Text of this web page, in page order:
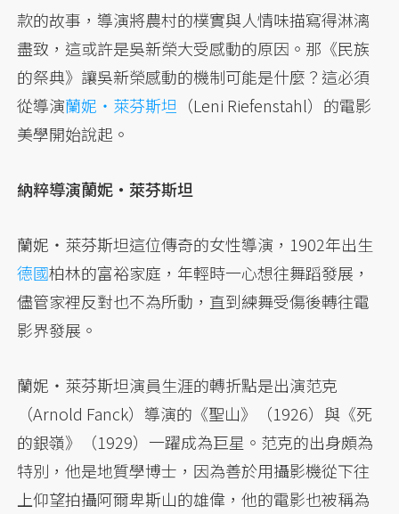
款的故事，導演將農村的樸實與人情味描寫得淋漓
盡致，這或許是吳新榮大受感動的原因。那《民族
的祭典》讓吳新榮感動的機制可能是什麼？這必須
從導演蘭妮・萊芬斯坦 （Leni Riefenstahl）的電影
美學開始說起。
納粹導演蘭妮・萊芬斯坦
蘭妮・萊芬斯坦這位傳奇的女性導演，1902年出生
德國柏林的富裕家庭，年輕時一心想往舞蹈發展，
儘管家裡反對也不為所動，直到練舞受傷後轉往電
影界發展。
蘭妮・萊芬斯坦演員生涯的轉折點是出演范克
（Arnold Fanck）導演的《聖山》（1926）與《死
的銀嶺》（1929）一躍成為巨星。范克的出身頗為
特別，他是地質學博士，因為善於用攝影機從下往
上仰望拍攝阿爾卑斯山的雄偉，他的電影也被稱為